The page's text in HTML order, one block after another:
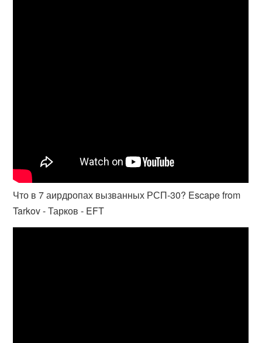
Что в 7 аирдропах вызванных РСП-30? Escape from
Tarkov - Тарков - EFT